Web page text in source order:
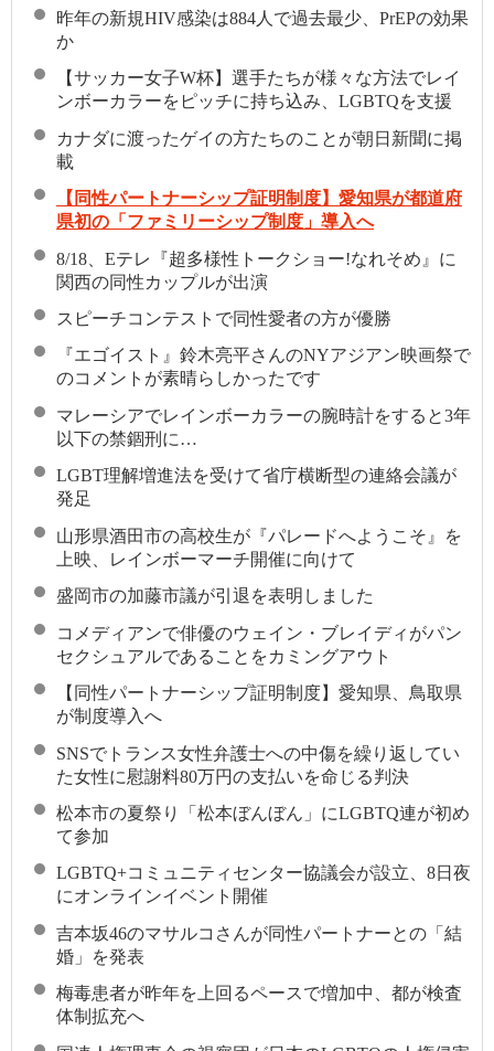
昨年の新規HIV感染は884人で過去最少、PrEPの効果
か
【サッカー女子W杯】選手たちが様々な方法でレイ
ンボーカラーをピッチに持ち込み、LGBTQを支援
カナダに渡ったゲイの方たちのことが朝日新聞に掲
載
【同性パートナーシップ証明制度】愛知県が都道府
県初の「ファミリーシップ制度」導入へ
8/18、Eテレ『超多様性トークショー!なれそめ』に
関西の同性カップルが出演
スピーチコンテストで同性愛者の方が優勝
『エゴイスト』鈴木亮平さんのNYアジアン映画祭で
のコメントが素晴らしかったです
マレーシアでレインボーカラーの腕時計をすると3年
以下の禁錮刑に…
LGBT理解増進法を受けて省庁横断型の連絡会議が
発足
山形県酒田市の高校生が『パレードへようこそ』を
上映、レインボーマーチ開催に向けて
盛岡市の加藤市議が引退を表明しました
コメディアンで俳優のウェイン・ブレイディがパン
セクシュアルであることをカミングアウト
【同性パートナーシップ証明制度】愛知県、鳥取県
が制度導入へ
SNSでトランス女性弁護士への中傷を繰り返してい
た女性に慰謝料80万円の支払いを命じる判決
松本市の夏祭り「松本ぼんぼん」にLGBTQ連が初め
て参加
LGBTQ+コミュニティセンター協議会が設立、8日夜
にオンラインイベント開催
吉本坂46のマサルコさんが同性パートナーとの「結
婚」を発表
梅毒患者が昨年を上回るペースで増加中、都が検査
体制拡充へ